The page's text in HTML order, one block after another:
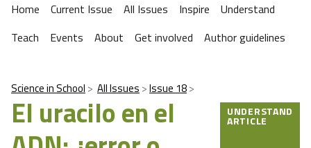
Home
Current Issue All Issues Inspire
Understand
Teach
Events About Get involved Author guidelines
Science in School All Issues Issue 18
El uracilo en el
UNDERSTAND
ARTICLE